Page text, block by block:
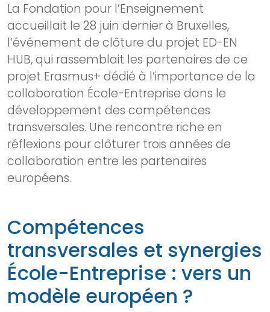
La Fondation pour l’Enseignement
accueillait le 28 juin dernier à Bruxelles,
l’événement de clôture du projet ED-EN
HUB, qui rassemblait les partenaires de ce
projet Erasmus+ dédié à l’importance de la
collaboration École-Entreprise dans le
développement des compétences
transversales. Une rencontre riche en
réflexions pour clôturer trois années de
collaboration entre les partenaires
européens.
Compétences
transversales et synergies
École-Entreprise : vers un
modèle européen ?